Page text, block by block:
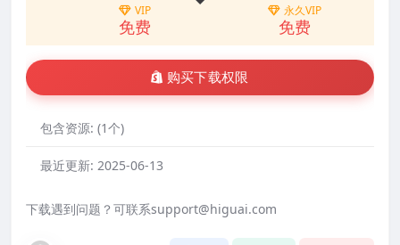
VIP
免费
永久VIP
免费
购买下载权限
包含资源: (1个)
最近更新: 2025-06-13
下载遇到问题？可联系support@higuai.com